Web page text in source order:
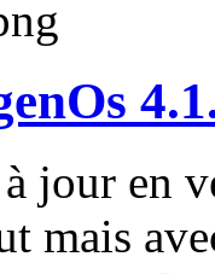
jour en
mais